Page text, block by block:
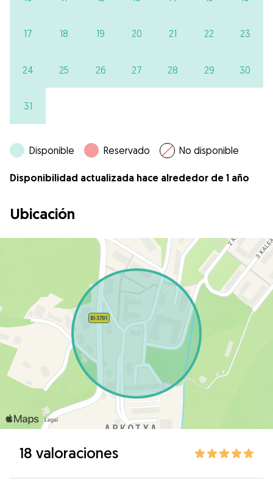
17 18 19 20 21 22 23
24 25 26 27 28 29 30
31
Disponible Reservado No disponible
Disponibilidad actualizada hace alrededor de 1 año
Ubicación
18 valoraciones